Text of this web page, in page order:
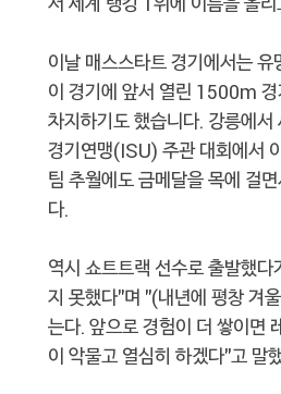
이날 매스스타트 경기에서는
이 경기에 앞서 열린 1500m
차지하기도 했습니다. 강릉에
경기연맹(ISU) 주관 대회에서
팀 추월에도 금메달을 목에 걸
다.
역시 쇼트트랙 선수로 출발했
지 못했다"며 "(내년에 평창 겨
는다. 앞으로 경험이 더 쌓이면
이 악물고 열심히 하겠다"고 말